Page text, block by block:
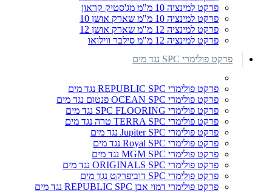
פרקט למינציה 10 מ"מ מג'סטיק קראון
פרקט למינציה 10 מ"מ שארק אושן 10
פרקט למינציה 12 מ"מ שארק אושן 12
פרקט למינציה 12 מ"מ סילבר ווילואו
פרקט פולימרי SPC נגד מים
פרקט פולימרי REPUBLIC SPC נגד מים
פרקט פולימרי OCEAN SPC פנטום נגד מים
פרקט פולימרי SPC FLOORING נגד מים
פרקט פולימרי TERRA SPC טרה נגד מים
פרקט פולימרי Jupiter SPC נגד מים
פרקט פולימרי Royal SPC נגד מים
פרקט פולימרי MGM SPC נגד מים
פרקט פולימרי ORIGINALS SPC נגד מים
פרקט פולימרי SPC דוביפרקט נגד מים
פרקט פולימרי דמוי אבן REPUBLIC SPC נגד מים